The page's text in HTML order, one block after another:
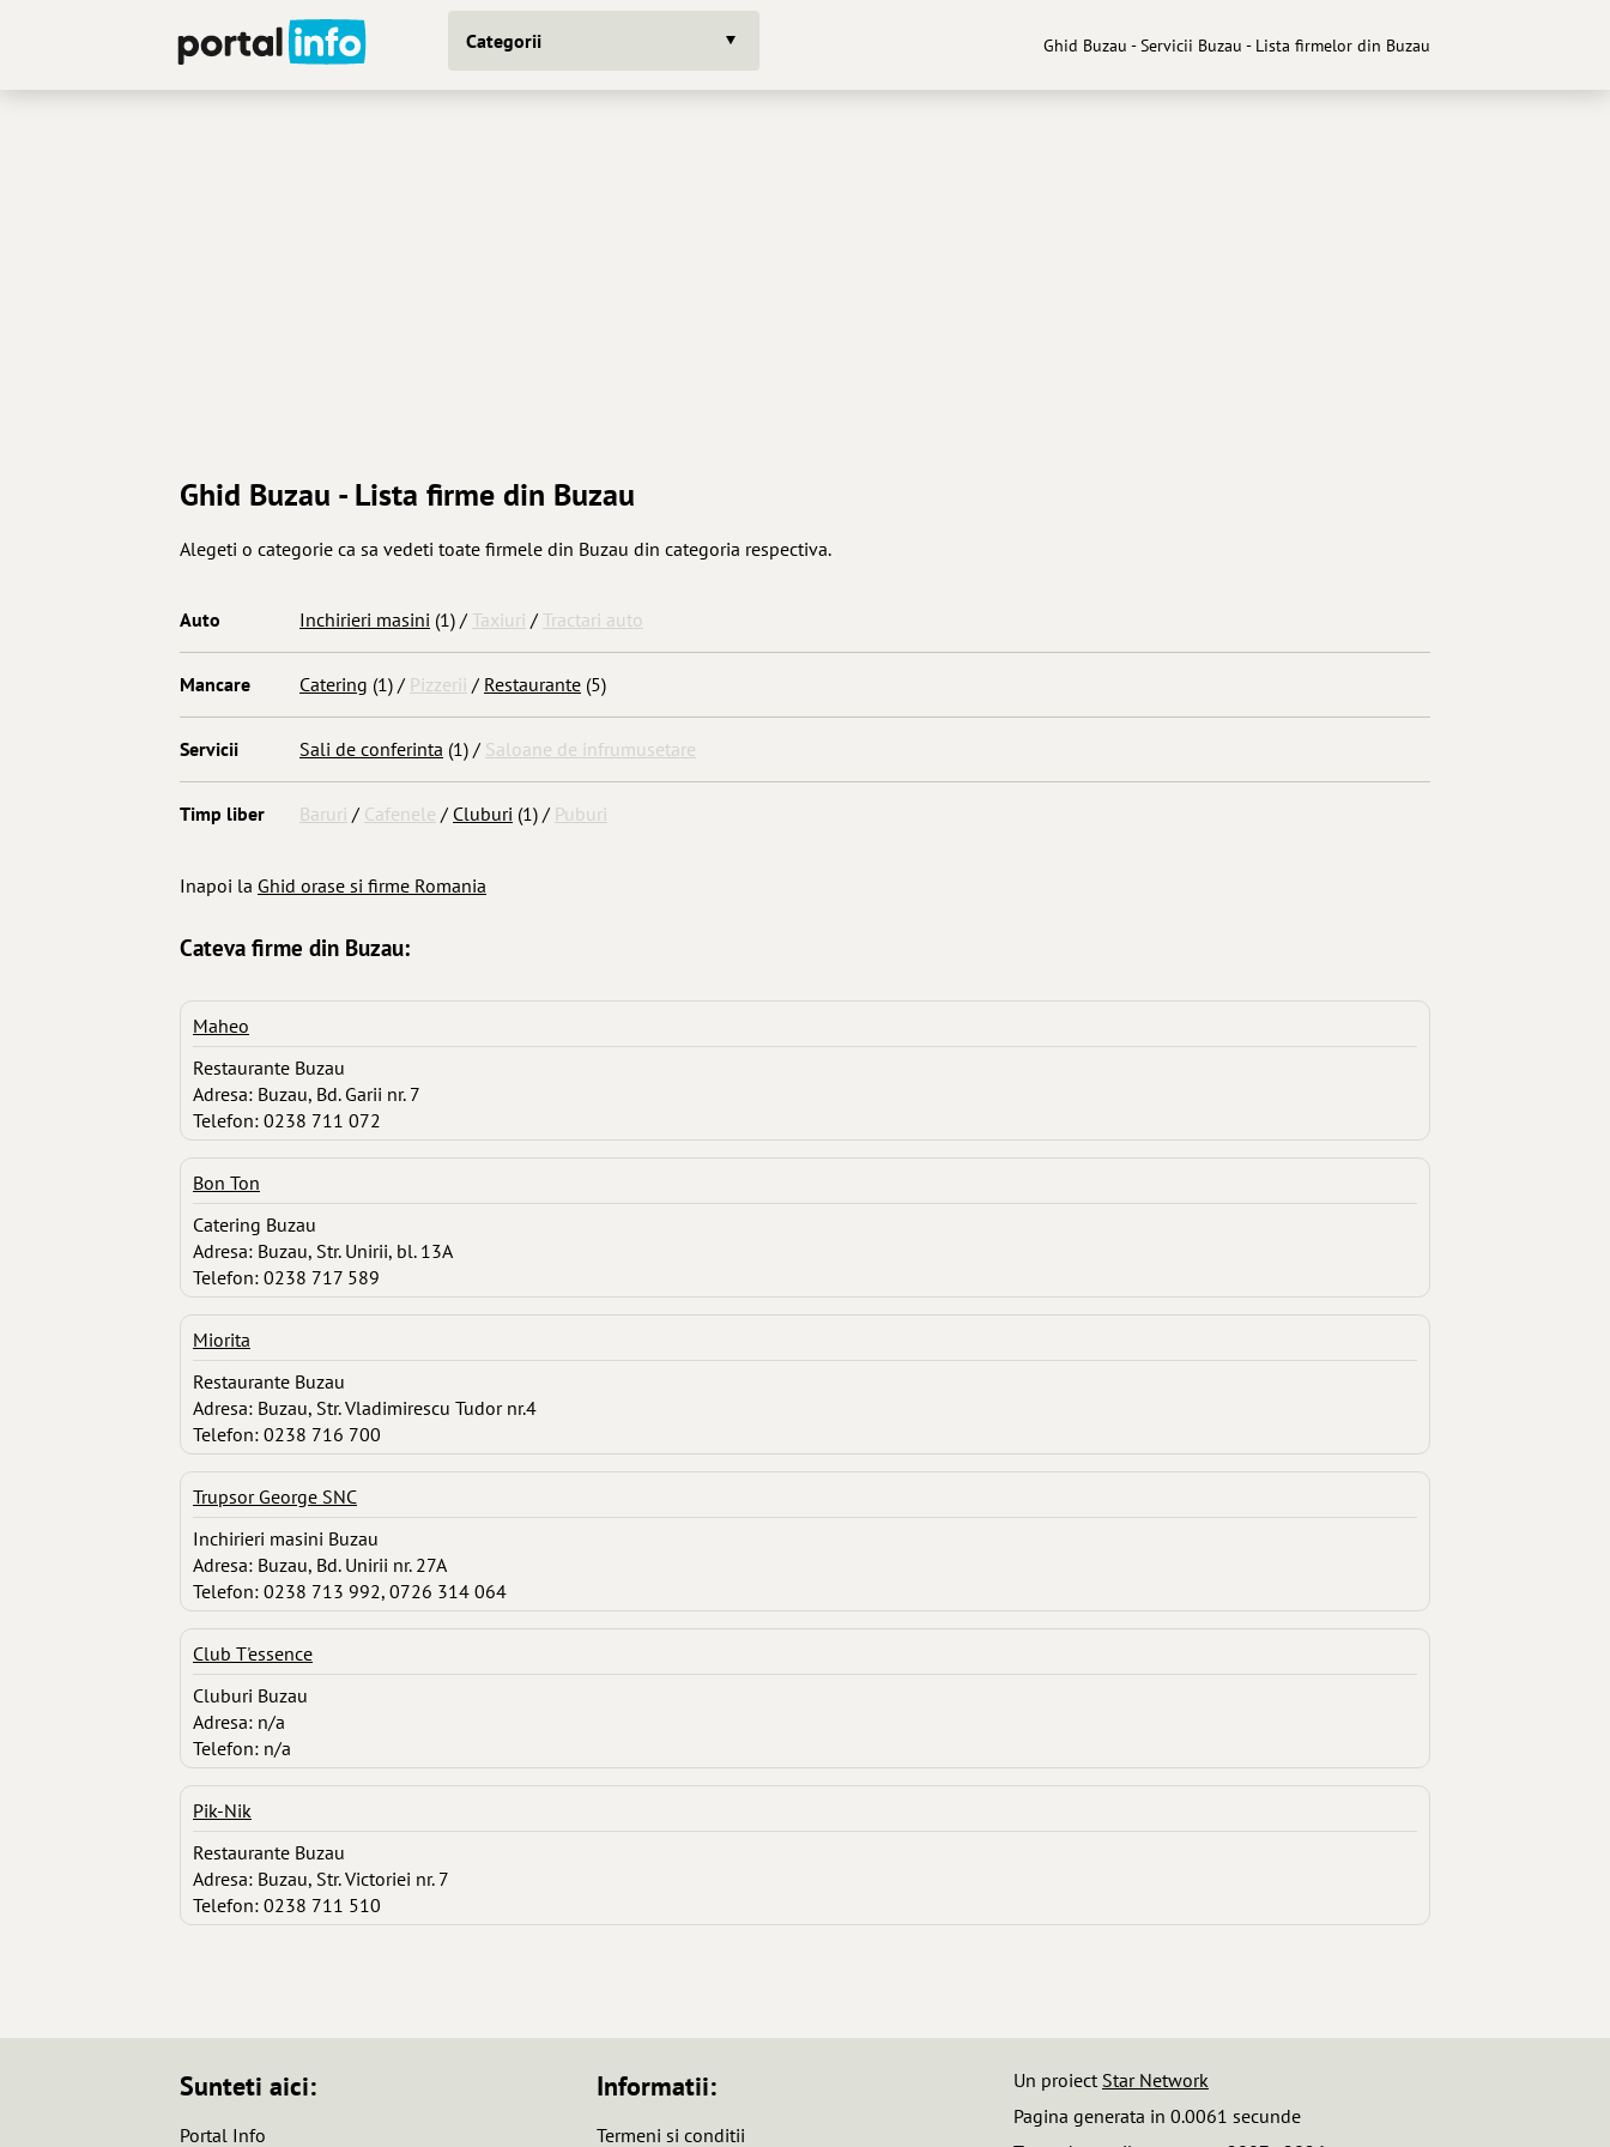
Categorii Ghid Buzau - Servicii Buzau - Lista firmelor din Buzau
Ghid Buzau - Lista firme din Buzau
Alegeti o categorie ca sa vedeti toate firmele din Buzau din categoria respectiva.
Auto Inchirieri masini (1) / Taxiuri / Tractari auto
Mancare Catering (1) / Pizzerii / Restaurante (5)
Servicii Sali de conferinta (1) / Saloane de infrumusetare
Timp liber Baruri / Cafenele / Cluburi (1) / Puburi
Inapoi la Ghid orase si firme Romania
Cateva firme din Buzau:
Maheo
Restaurante Buzau
Adresa: Buzau, Bd. Garii nr. 7
Telefon: 0238 711 072
Bon Ton
Catering Buzau
Adresa: Buzau, Str. Unirii, bl. 13A
Telefon: 0238 717 589
Miorita
Restaurante Buzau
Adresa: Buzau, Str. Vladimirescu Tudor nr.4
Telefon: 0238 716 700
Trupsor George SNC
Inchirieri masini Buzau
Adresa: Buzau, Bd. Unirii nr. 27A
Telefon: 0238 713 992, 0726 314 064
Club T'essence
Cluburi Buzau
Adresa: n/a
Telefon: n/a
Pik-Nik
Restaurante Buzau
Adresa: Buzau, Str. Victoriei nr. 7
Telefon: 0238 711 510
Sunteti aici:
Portal Info
Informatii:
Termeni si conditii
Un proiect Star Network
Pagina generata in 0.0061 secunde